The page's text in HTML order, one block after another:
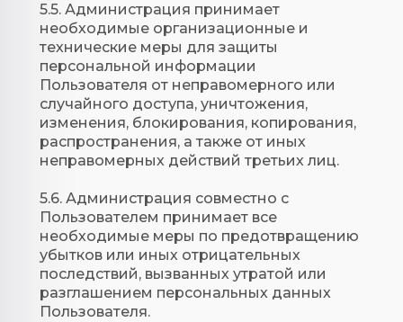
5.5. Администрация принимает
необходимые организационные и
технические меры для защиты
персональной информации
Пользователя от неправомерного или
случайного доступа, уничтожения,
изменения, блокирования, копирования,
распространения, а также от иных
неправомерных действий третьих лиц.
5.6. Администрация совместно с
Пользователем принимает все
необходимые меры по предотвращению
убытков или иных отрицательных
последствий, вызванных утратой или
разглашением персональных данных
Пользователя.